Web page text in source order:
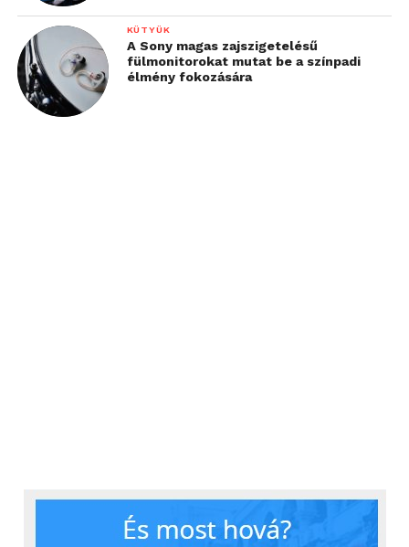
KÜTYÜK
A Sony magas zajszigetelésű
fülmonitorokat mutat be a színpadi
élmény fokozására